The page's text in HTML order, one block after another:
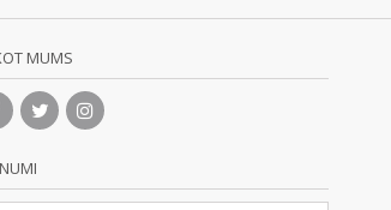
MUMS